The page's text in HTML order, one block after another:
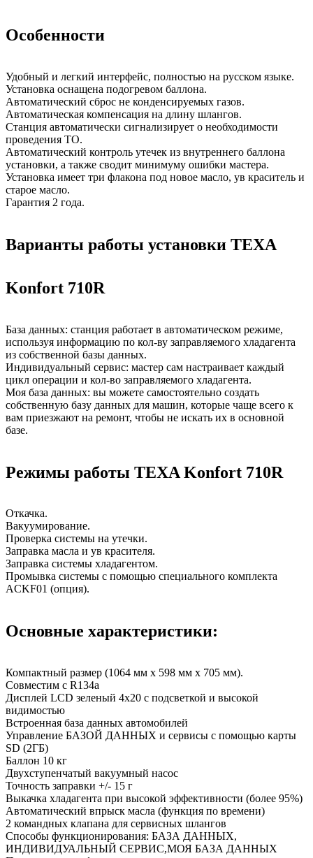
Особенности
Удобный и легкий интерфейс, полностью на русском языке.
Установка оснащена подогревом баллона.
Автоматический сброс не конденсируемых газов.
Автоматическая компенсация на длину шлангов.
Станция автоматически сигнализирует о необходимости
проведения ТО.
Автоматический контроль утечек из внутреннего баллона
установки, а также сводит минимуму ошибки мастера.
Установка имеет три флакона под новое масло, ув краситель и
старое масло.
Гарантия 2 года.
Варианты работы установки TEXA
Konfort 710R
База данных: станция работает в автоматическом режиме,
используя информацию по кол-ву заправляемого хладагента
из собственной базы данных.
Индивидуальный сервис: мастер сам настраивает каждый
цикл операции и кол-во заправляемого хладагента.
Моя база данных: вы можете самостоятельно создать
собственную базу данных для машин, которые чаще всего к
вам приезжают на ремонт, чтобы не искать их в основной
базе.
Режимы работы TEXA Konfort 710R
Откачка.
Вакуумирование.
Проверка системы на утечки.
Заправка масла и ув красителя.
Заправка системы хладагентом.
Промывка системы с помощью специального комплекта
ACKF01 (опция).
Основные характеристики:
Компактный размер (1064 мм х 598 мм х 705 мм).
Совместим с R134a
Дисплей LCD зеленый 4x20 с подсветкой и высокой
видимостью
Встроенная база данных автомобилей
Управление БАЗОЙ ДАННЫХ и сервисы с помощью карты
SD (2ГБ)
Баллон 10 кг
Двухступенчатый вакуумный насос
Точность заправки +/- 15 г
Выкачка хладагента при высокой эффективности (более 95%)
Автоматический впрыск масла (функция по времени)
2 командных клапана для сервисных шлангов
Способы функционирования: БАЗА ДАННЫХ,
ИНДИВИДУАЛЬНЫЙ СЕРВИС,МОЯ БАЗА ДАННЫХ